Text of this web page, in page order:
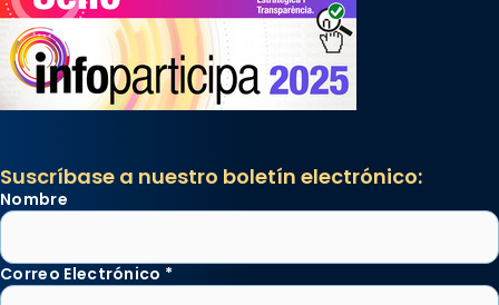
Suscríbase a nuestro boletín electrónico:
Nombre
Correo Electrónico *